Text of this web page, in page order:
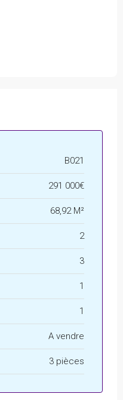
B021
291 000€
68,92 M²
2
3
1
1
A vendre
3 pièces